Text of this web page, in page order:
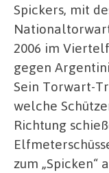
Spickers, mit
2006 im
gegen
Sein Torwart-
welche
Richtung
zum „Spicken“